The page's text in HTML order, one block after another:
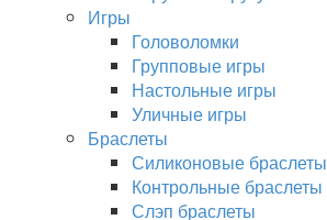
Игры
Головоломки
Групповые игры
Настольные игры
Уличные игры
Браслеты
Силиконовые браслеты
Контрольные браслеты
Слэп браслеты